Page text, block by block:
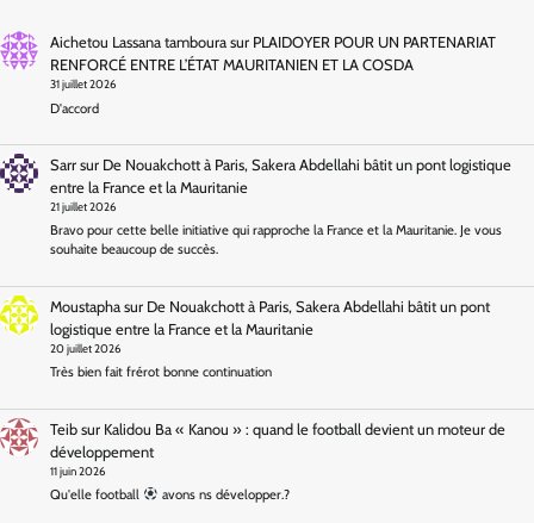
Aichetou Lassana tambourasur PLAIDOYER POUR UN PARTENARIAT
RENFORCÉ ENTRE L’ÉTAT MAURITANIEN ET LA COSDA
31 juillet 2026
D'accord
Sarrsur De Nouakchott à Paris, Sakera Abdellahi bâtit un pont logistique
entre la France et la Mauritanie
21 juillet 2026
Bravo pour cette belle initiative qui rapproche la France et la Mauritanie. Je vous
souhaite beaucoup de succès.
Moustaphasur De Nouakchott à Paris, Sakera Abdellahi bâtit un pont
logistique entre la France et la Mauritanie
20 juillet 2026
Très bien fait frérot bonne continuation
Teibsur Kalidou Ba « Kanou » : quand le football devient un moteur de
développement
11 juin 2026
Qu'elle football avons ns développer.?